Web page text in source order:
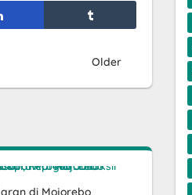
Older
di Mojorebo